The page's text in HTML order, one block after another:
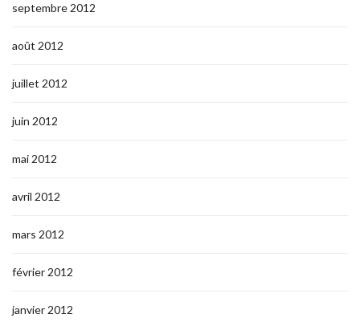
septembre 2012
août 2012
juillet 2012
juin 2012
mai 2012
avril 2012
mars 2012
février 2012
janvier 2012